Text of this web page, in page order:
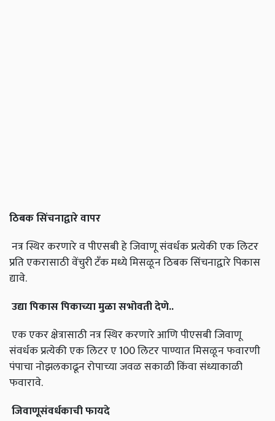
ठिबक सिंचनाद्वारे वापर
नत्र स्थिर करणारे व पीएसबी हे जिवाणू संवर्धक प्रत्येकी एक लिटर
प्रति एकरासाठी वेंचुरी टॅंक मध्ये मिसळून ठिबक सिंचनाद्वारे पिकास
द्यावे.
उद्या पिकास पिकाच्या मुळा सभोवती देणे..
एक एकर क्षेत्रासाठी नत्र स्थिर करणारे आणि पीएसबी जिवाणू
संवर्धक प्रत्येकी एक लिटर ए 100 लिटर पाण्यात मिसळून फवारणी
पंपाचा नोझलकाढून रोपाच्या जवळ सकाळी किंवा संध्याकाळी
फवारावे.
जिवाणूसंवर्धकाची फायदे